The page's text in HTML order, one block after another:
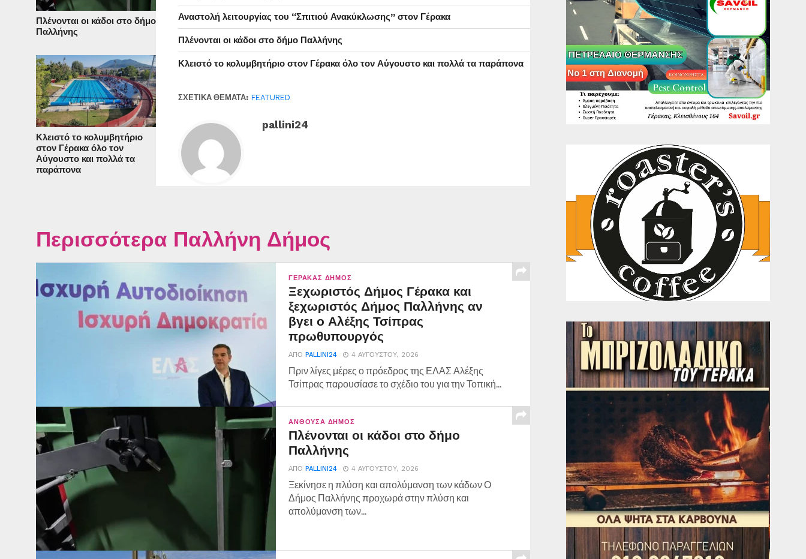
Πλένονται οι κάδοι στο δήμο
Παλλήνης
Κλειστό το κολυμβητήριο
στον Γέρακα όλο τον
Αύγουστο και πολλά τα
παράπονα
Αναστολή λειτουργίας του “Σπιτιού Ανακύκλωσης” στον Γέρακα
Πλένονται οι κάδοι στο δήμο Παλλήνης
Κλειστό το κολυμβητήριο στον Γέρακα όλο τον Αύγουστο και πολλά τα παράπονα
ΣΧΕΤΙΚΆ ΘΈΜΑΤΑ: FEATURED
pallini24
Περισσότερα Παλλήνη Δήμος
ΓΈΡΑΚΑΣ ΔΉΜΟΣ
Ξεχωριστός Δήμος Γέρακα και
ξεχωριστός Δήμος Παλλήνης αν
βγει ο Αλέξης Τσίπρας
πρωθυπουργός
ΑΠΌ PALLINI24 4 ΑΥΓΟΎΣΤΟΥ, 2026
Πριν λίγες μέρες ο πρόεδρος της ΕΛΑΣ Αλέξης
Τσίπρας παρουσίασε το σχέδιο του για την Τοπική...
ΑΝΘΟΎΣΑ ΔΉΜΟΣ
Πλένονται οι κάδοι στο δήμο
Παλλήνης
ΑΠΌ PALLINI24 4 ΑΥΓΟΎΣΤΟΥ, 2026
Ξεκίνησε η πλύση και απολύμανση των κάδων Ο
Δήμος Παλλήνης προχωρά στην πλύση και
απολύμανση των...